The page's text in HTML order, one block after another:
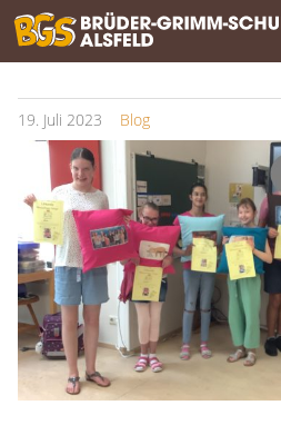
19. Juli 2023 Blog